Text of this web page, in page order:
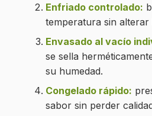
Enfriado controlado:
temperatura sin alterar
Envasado al vacío
se sella
su humedad.
Congelado rápido:
sabor sin perder